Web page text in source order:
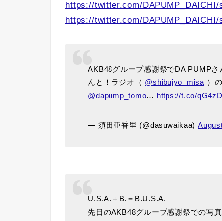
https://twitter.com/DAPUMP_DAICHI/
https://twitter.com/DAPUMP_DAICHI/
AKB48グループ感謝祭でDA PUMP
んと！ラジオ（ @shibujyo_misa ）
@dapump_tomo… https://t.co/
— 須田亜香里 (@dasuwaikaa)
U.S.A.＋B.＝B.U.S.A.
先日のAKB48グループ感謝祭での写